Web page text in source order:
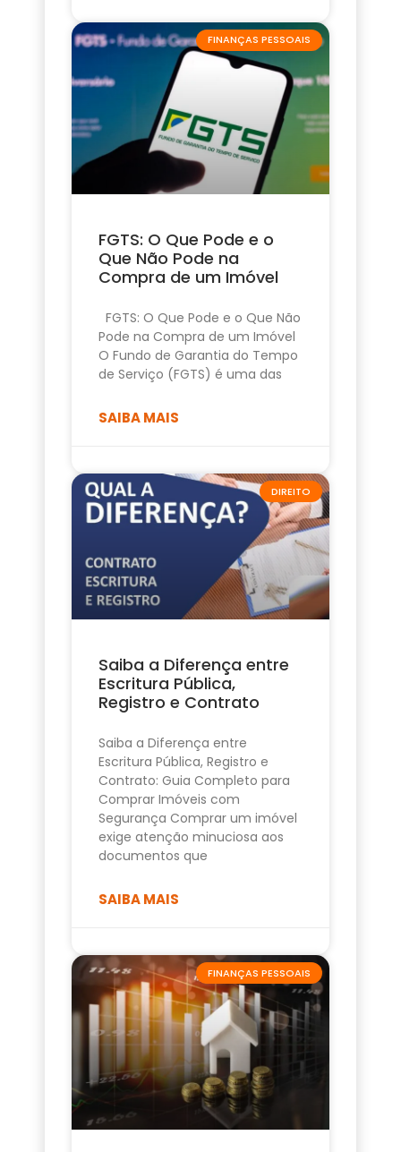
FINANÇAS PESSOAIS
FGTS: O Que Pode e o
Que Não Pode na
Compra de um Imóvel
FGTS: O Que Pode e o Que Não
Pode na Compra de um Imóvel
O Fundo de Garantia do Tempo
de Serviço (FGTS) é uma das
SAIBA MAIS
DIREITO
Saiba a Diferença entre
Escritura Pública,
Registro e Contrato
Saiba a Diferença entre
Escritura Pública, Registro e
Contrato: Guia Completo para
Comprar Imóveis com
Segurança Comprar um imóvel
exige atenção minuciosa aos
documentos que
SAIBA MAIS
FINANÇAS PESSOAIS